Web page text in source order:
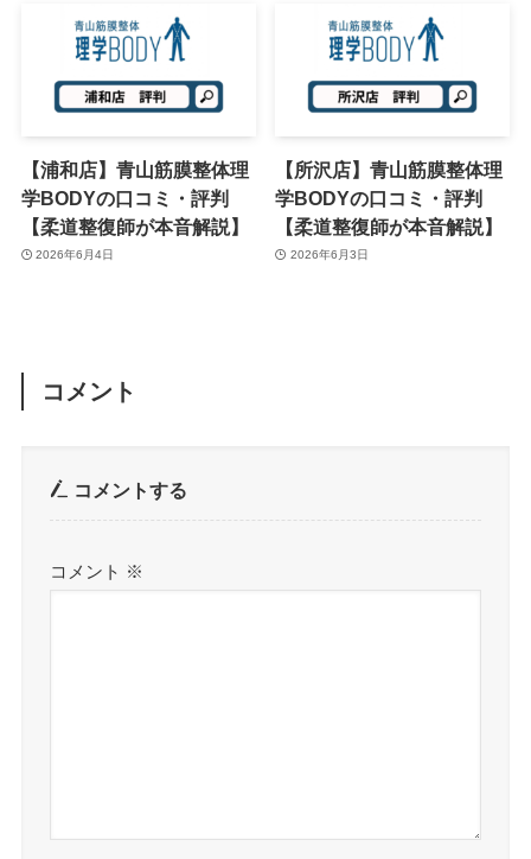
【浦和店】青山筋膜整体理
学BODYの口コミ・評判
【柔道整復師が本音解説】
2026年6月4日
【所沢店】青山筋膜整体理
学BODYの口コミ・評判
【柔道整復師が本音解説】
2026年6月3日
コメント
コメントする
コメント ※